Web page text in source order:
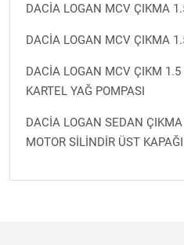
DACİA LOGAN MCV ÇIKMA
DACİA LOGAN MCV ÇIKMA
DACİA LOGAN MCV ÇIKM 1.5
KARTEL YAĞ POMPASI
DACİA LOGAN SEDAN
MOTOR SİLİNDİR ÜST KAPAĞI